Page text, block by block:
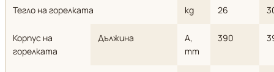
Тегло на горелката kg 26
Корпус на
горелката
Дължина
A,
mm
390